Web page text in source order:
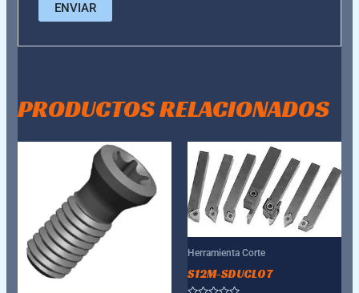
PRODUCTOS RELACIONADOS
Herramienta Corte
S12M-SDUCL07